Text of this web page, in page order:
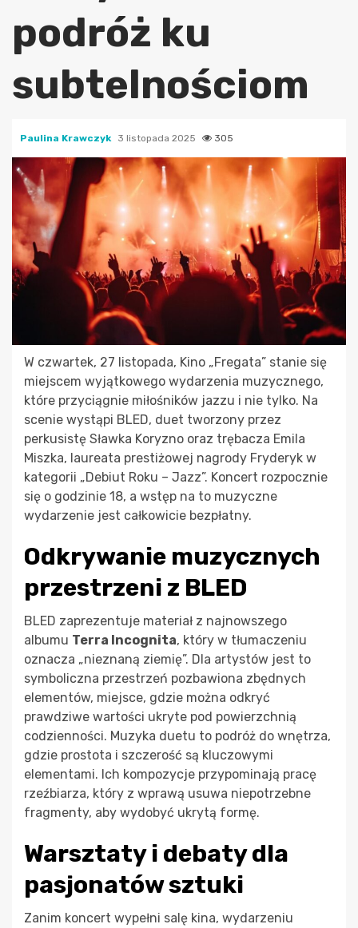
podróż ku
subtelnościom
Paulina Krawczyk 3 listopada 2025 305
W czwartek, 27 listopada, Kino „Fregata” stanie się
miejscem wyjątkowego wydarzenia muzycznego,
które przyciągnie miłośników jazzu i nie tylko. Na
scenie wystąpi BLED, duet tworzony przez
perkusistę Sławka Koryzno oraz trębacza Emila
Miszka, laureata prestiżowej nagrody Fryderyk w
kategorii „Debiut Roku – Jazz”. Koncert rozpocznie
się o godzinie 18, a wstęp na to muzyczne
wydarzenie jest całkowicie bezpłatny.
Odkrywanie muzycznych
przestrzeni z BLED
BLED zaprezentuje materiał z najnowszego
albumu Terra Incognita, który w tłumaczeniu
oznacza „nieznaną ziemię”. Dla artystów jest to
symboliczna przestrzeń pozbawiona zbędnych
elementów, miejsce, gdzie można odkryć
prawdziwe wartości ukryte pod powierzchnią
codzienności. Muzyka duetu to podróż do wnętrza,
gdzie prostota i szczerość są kluczowymi
elementami. Ich kompozycje przypominają pracę
rzeźbiarza, który z wprawą usuwa niepotrzebne
fragmenty, aby wydobyć ukrytą formę.
Warsztaty i debaty dla
pasjonatów sztuki
Zanim koncert wypełni salę kina, wydarzeniu